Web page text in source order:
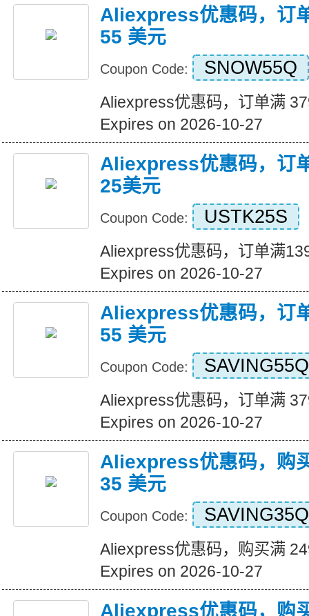
Aliexpress优惠码，订
55 美元
Coupon Code: SNOW55Q
Aliexpress优惠码，订单满
Expires on 2026-10-27
Aliexpress优惠码，订
25美元
Coupon Code: USTK25S
Aliexpress优惠码，订单满
Expires on 2026-10-27
Aliexpress优惠码，订
55 美元
Coupon Code: SAVING55Q
Aliexpress优惠码，订单满
Expires on 2026-10-27
Aliexpress优惠码，购
35 美元
Coupon Code: SAVING35Q
Aliexpress优惠码，购买满
Expires on 2026-10-27
Aliexpress优惠码，购